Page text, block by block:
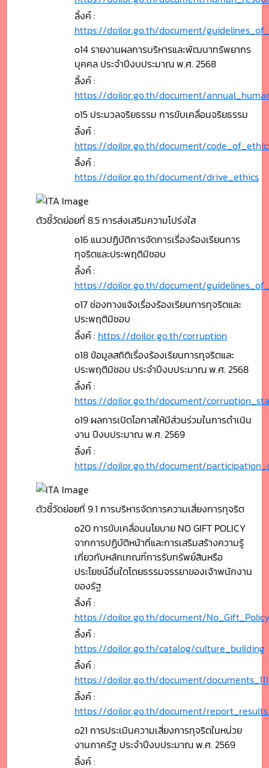
ลิ้งค์ :
https://doilor.go.th/document/
o14 รายงานผลการบริหารและพัฒนาทรัพยากร
บุคคล ประจำปีงบประมาณ พ.ศ. 2568
ลิ้งค์ :
https://doilor.go.th/document/
o15 ประมวลจริยธรรม การขับเคลื่อนจริยธรรม
ลิ้งค์ :
https://doilor.go.th/document/
ลิ้งค์ :
https://doilor.go.th/document/drive_ethics
ตัวชี้วัดย่อยที่ 8.5 การส่งเสริมความโปร่งใส
o16 แนวปฏิบัติการจัดการเรื่องร้องเรียนการ
ทุจริตและประพฤติมิชอบ
ลิ้งค์ :
https://doilor.go.th/document/
o17 ช่องทางแจ้งเรื่องร้องเรียนการทุจริตและ
ประพฤติมิชอบ
ลิ้งค์ : https://doilor.go.th/corruption
o18 ข้อมูลสถิติเรื่องร้องเรียนการทุจริตและ
ประพฤติมิชอบ ประจำปีงบประมาณ พ.ศ. 2568
ลิ้งค์ :
https://doilor.go.th/document/
o19 ผลการเปิดโอกาสให้มีส่วนร่วมในการดำเนิน
งาน ปีงบประมาณ พ.ศ. 2569
ลิ้งค์ :
https://doilor.go.th/document/
ตัวชี้วัดย่อยที่ 9.1 การบริหารจัดการความเสี่ยงการทุจริต
o20 การขับเคลื่อนนโยบาย NO GIFT POLICY
จากการปฏิบัติหน้าที่และการเสริมสร้างความรู้
เกี่ยวกับหลักเกณฑ์การรับทรัพย์สินหรือ
ประโยชน์อื่นใดโดยธรรมจรรยาของเจ้าพนักงาน
ของรัฐ
ลิ้งค์ :
https://doilor.go.th/document/No_Gift_Policy
ลิ้งค์ :
https://doilor.go.th/catalog/culture_building
ลิ้งค์ :
https://doilor.go.th/document/documents_111
ลิ้งค์ :
https://doilor.go.th/document/
o21 การประเมินความเสี่ยงการทุจริตในหน่วย
งานภาครัฐ ประจำปีงบประมาณ พ.ศ. 2569
ลิ้งค์ :